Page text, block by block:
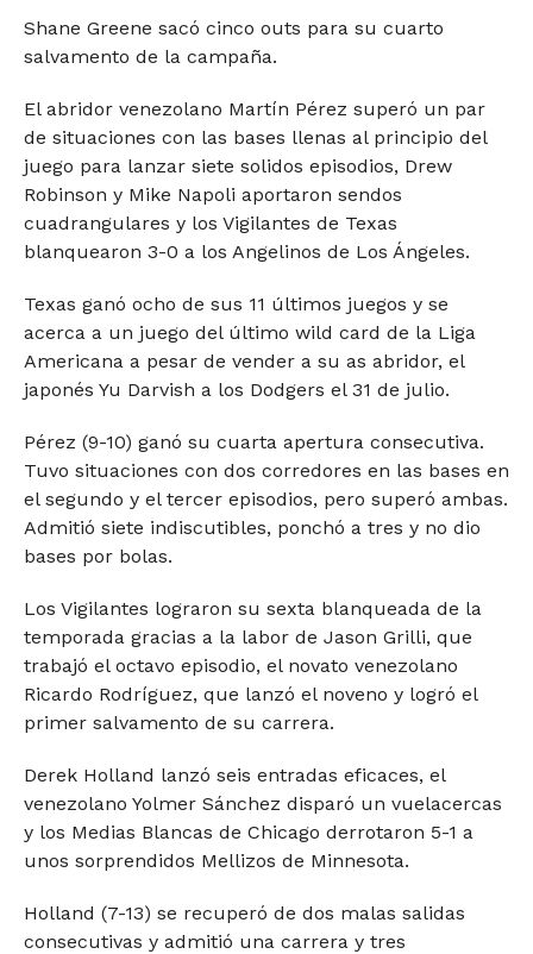
Shane Greene sacó cinco outs para su cuarto
salvamento de la campaña.
El abridor venezolano Martín Pérez superó un par
de situaciones con las bases llenas al principio del
juego para lanzar siete solidos episodios, Drew
Robinson y Mike Napoli aportaron sendos
cuadrangulares y los Vigilantes de Texas
blanquearon 3-0 a los Angelinos de Los Ángeles.
Texas ganó ocho de sus 11 últimos juegos y se
acerca a un juego del último wild card de la Liga
Americana a pesar de vender a su as abridor, el
japonés Yu Darvish a los Dodgers el 31 de julio.
Pérez (9-10) ganó su cuarta apertura consecutiva.
Tuvo situaciones con dos corredores en las bases en
el segundo y el tercer episodios, pero superó ambas.
Admitió siete indiscutibles, ponchó a tres y no dio
bases por bolas.
Los Vigilantes lograron su sexta blanqueada de la
temporada gracias a la labor de Jason Grilli, que
trabajó el octavo episodio, el novato venezolano
Ricardo Rodríguez, que lanzó el noveno y logró el
primer salvamento de su carrera.
Derek Holland lanzó seis entradas eficaces, el
venezolano Yolmer Sánchez disparó un vuelacercas
y los Medias Blancas de Chicago derrotaron 5-1 a
unos sorprendidos Mellizos de Minnesota.
Holland (7-13) se recuperó de dos malas salidas
consecutivas y admitió una carrera y tres